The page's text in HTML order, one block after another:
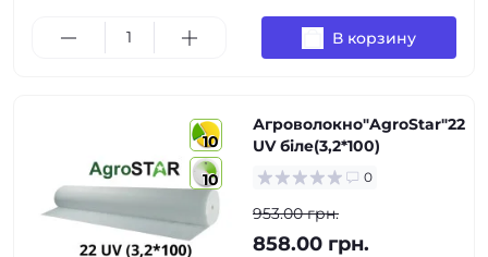
В корзину
10
10
Агроволокно"AgroStar"22
UV біле(3,2*100)
0
953.00 грн.
858.00 грн.